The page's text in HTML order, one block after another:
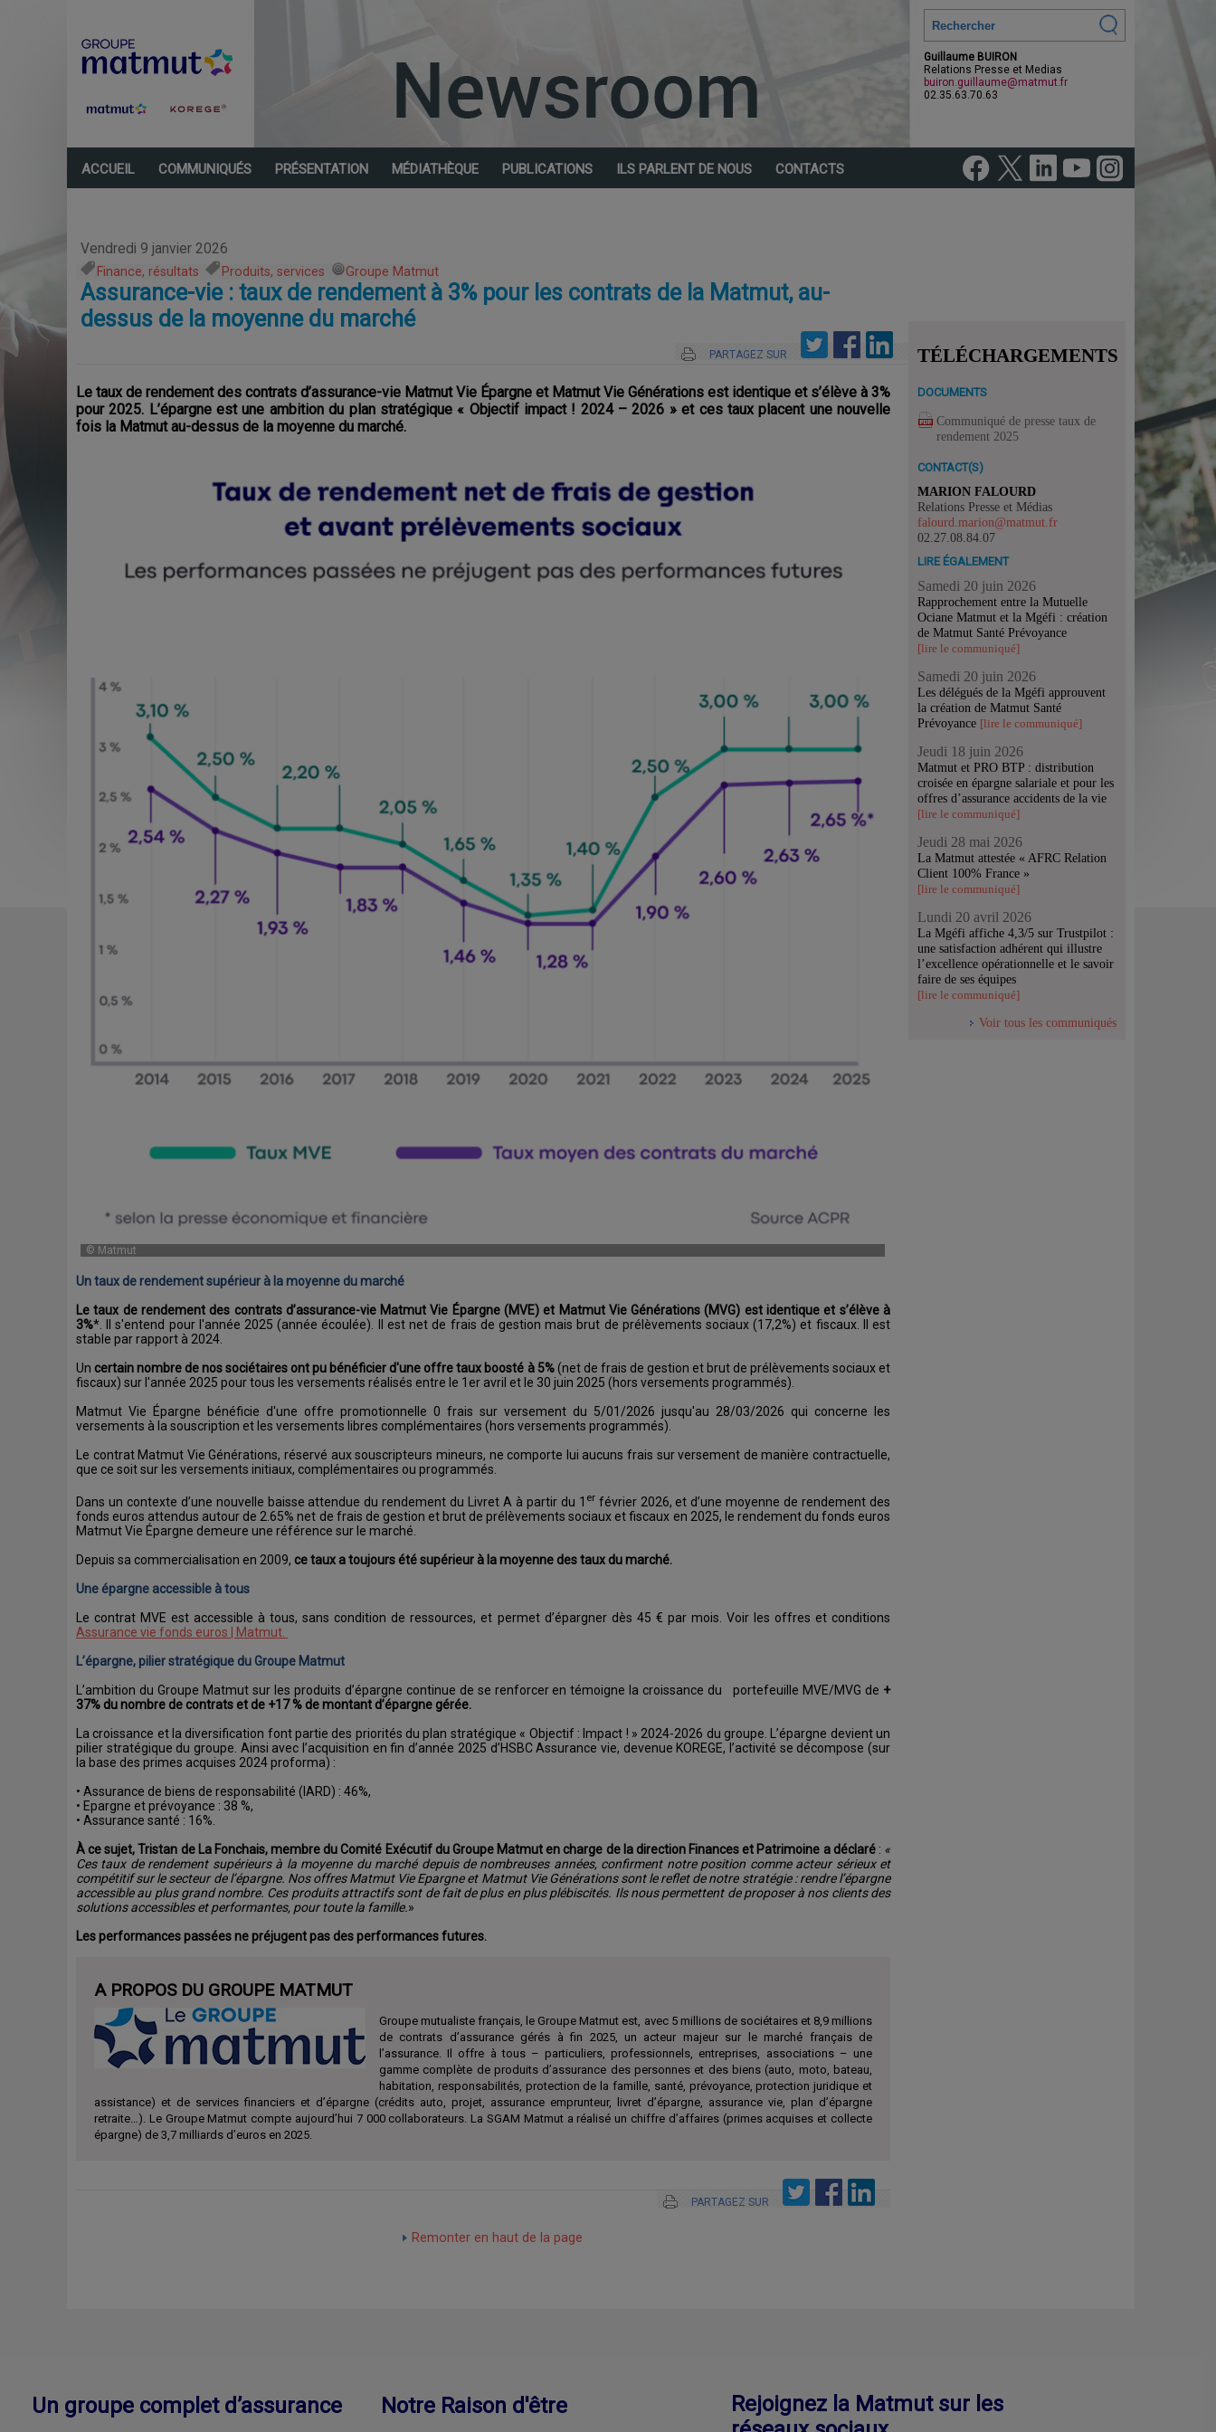
ACCUEIL COMMUNIQUÉS PRÉSENTATION MÉDIATHÈQUE PUBLICATIONS ILS PARLENT DE NOUS CONTACTS
Guillaume BUIRON
Relations Presse et Medias
buiron.guillaume@matmut.fr
02.35.63.70.63
Vendredi 9 janvier 2026
Finance, résultats Produits, services Groupe Matmut
Assurance-vie : taux de rendement à 3% pour les contrats de la Matmut, au-
dessus de la moyenne du marché
PARTAGEZ SUR
Le taux de rendement des contrats d’assurance-vie Matmut Vie Épargne et Matmut Vie Générations est identique et s’élève à 3%
pour 2025. L’épargne est une ambition du plan stratégique « Objectif impact ! 2024 – 2026 » et ces taux placent une nouvelle
fois la Matmut au-dessus de la moyenne du marché.
© Matmut
Un taux de rendement supérieur à la moyenne du marché
Le taux de rendement des contrats d’assurance-vie Matmut Vie Épargne (MVE) et Matmut Vie Générations (MVG) est identique et s’élève à
3%*. Il s'entend pour l'année 2025 (année écoulée). Il est net de frais de gestion mais brut de prélèvements sociaux (17,2%) et fiscaux. Il est
stable par rapport à 2024.
Uncertain nombre de nos sociétaires ont pu bénéficier d'une offre taux boosté à 5%(net de frais de gestion et brut de prélèvements sociaux et
fiscaux) sur l'année 2025 pour tous les versements réalisés entre le 1er avril et le 30 juin 2025 (hors versements programmés).
Matmut Vie Épargne bénéficie d'une offre promotionnelle 0 frais sur versement du 5/01/2026 jusqu'au 28/03/2026 qui concerne les
versements à la souscription et les versements libres complémentaires (hors versements programmés).
Le contrat Matmut Vie Générations, réservé aux souscripteurs mineurs, ne comporte lui aucuns frais sur versement de manière contractuelle,
que ce soit sur les versements initiaux, complémentaires ou programmés.
Dans un contexte d’une nouvelle baisse attendue du rendement du Livret A à partir du 1 er février 2026, et d’une moyenne de rendement des
fonds euros attendus autour de 2.65% net de frais de gestion et brut de prélèvements sociaux et fiscaux en 2025, le rendement du fonds euros
Matmut Vie Épargne demeure une référence sur le marché.
Depuis sa commercialisation en 2009, ce taux a toujours été supérieur à la moyenne des taux du marché.
Une épargne accessible à tous
Le contrat MVE est accessible à tous, sans condition de ressources, et permet d’épargner dès 45 € par mois. Voir les offres et conditions
Assurance vie fonds euros | Matmut.
L’épargne, pilier stratégique du Groupe Matmut
L’ambition du Groupe Matmut sur les produits d’épargne continue de se renforcer en témoigne la croissance du portefeuille MVE/MVG de +
37% du nombre de contrats et de +17 % de montant d’épargne gérée.
La croissance et la diversification font partie des priorités du plan stratégique « Objectif : Impact ! » 2024-2026 du groupe. L’épargne devient un
pilier stratégique du groupe. Ainsi avec l’acquisition en fin d’année 2025 d’HSBC Assurance vie, devenue KOREGE, l’activité se décompose (sur
la base des primes acquises 2024 proforma) :
• Assurance de biens de responsabilité (IARD) : 46%,
• Epargne et prévoyance : 38 %,
• Assurance santé : 16%.
À ce sujet, Tristan de La Fonchais, membre du Comité Exécutif du Groupe Matmut en charge de la direction Finances et Patrimoine a déclaré : «
Ces taux de rendement supérieurs à la moyenne du marché depuis de nombreuses années, confirment notre position comme acteur sérieux et
compétitif sur le secteur de l’épargne. Nos offres Matmut Vie Epargne et Matmut Vie Générations sont le reflet de notre stratégie : rendre l’épargne
accessible au plus grand nombre. Ces produits attractifs sont de fait de plus en plus plébiscités. Ils nous permettent de proposer à nos clients des
solutions accessibles et performantes, pour toute la famille.»
Les performances passées ne préjugent pas des performances futures.
A PROPOS DU GROUPE MATMUT
Groupe mutualiste français, le Groupe Matmut est, avec 5 millions de sociétaires et 8,9 millions
de contrats d’assurance gérés à fin 2025, un acteur majeur sur le marché français de
l’assurance. Il offre à tous – particuliers, professionnels, entreprises, associations – une
gamme complète de produits d’assurance des personnes et des biens (auto, moto, bateau,
habitation, responsabilités, protection de la famille, santé, prévoyance, protection juridique et
assistance) et de services financiers et d’épargne (crédits auto, projet, assurance emprunteur, livret d’épargne, assurance vie, plan d’épargne
retraite…). Le Groupe Matmut compte aujourd’hui 7 000 collaborateurs. La SGAM Matmut a réalisé un chiffre d’affaires (primes acquises et collecte
épargne) de 3,7 milliards d’euros en 2025.
PARTAGEZ SUR
Remonter en haut de la page
TÉLÉCHARGEMENTS
DOCUMENTS
Communiqué de presse taux de
rendement 2025
CONTACT(S)
MARION FALOURD
Relations Presse et Médias
falourd.marion@matmut.fr
02.27.08.84.07
LIRE ÉGALEMENT
Samedi 20 juin 2026
Rapprochement entre la Mutuelle
Ociane Matmut et la Mgéfi : création
de Matmut Santé Prévoyance
[lire le communiqué]
Samedi 20 juin 2026
Les délégués de la Mgéfi approuvent
la création de Matmut Santé
Prévoyance [lire le communiqué]
Jeudi 18 juin 2026
Matmut et PRO BTP : distribution
croisée en épargne salariale et pour les
offres d’assurance accidents de la vie
[lire le communiqué]
Jeudi 28 mai 2026
La Matmut attestée « AFRC Relation
Client 100% France »
[lire le communiqué]
Lundi 20 avril 2026
La Mgéfi affiche 4,3/5 sur Trustpilot :
une satisfaction adhérent qui illustre
l’excellence opérationnelle et le savoir
faire de ses équipes
[lire le communiqué]
Voir tous les communiqués
Un groupe complet d’assurance Notre Raison d'être
Rejoignez la Matmut sur les